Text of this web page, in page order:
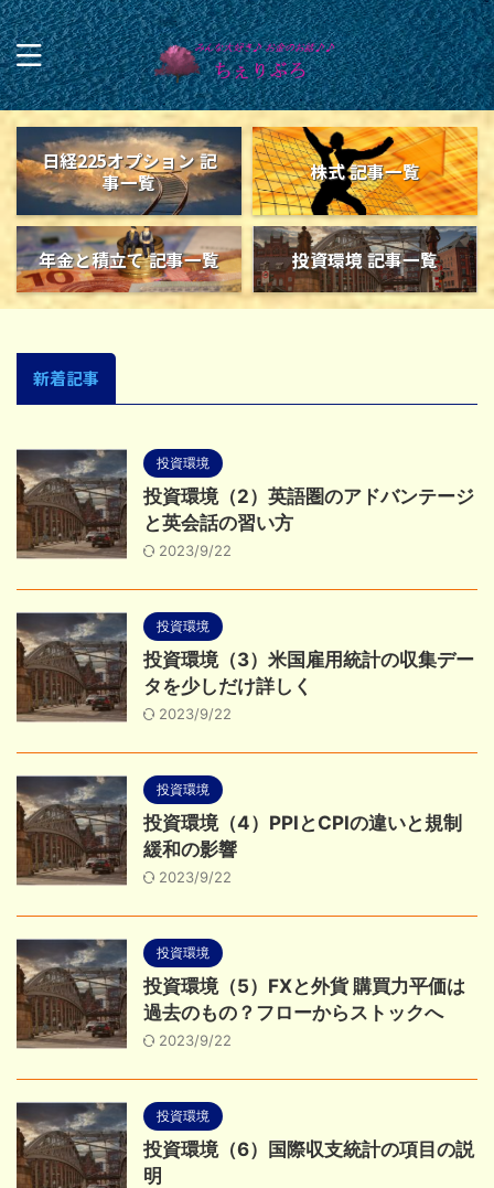
日経225オプション 記
事一覧
株式 記事一覧
年金と積立て 記事一覧 投資環境 記事一覧
新着記事
投資環境
投資環境（2）英語圏のアドバンテージ
と英会話の習い方
2023/9/22
投資環境
投資環境（3）米国雇用統計の収集デー
タを少しだけ詳しく
2023/9/22
投資環境
投資環境（4）PPIとCPIの違いと規制
緩和の影響
2023/9/22
投資環境
投資環境（5）FXと外貨 購買力平価は
過去のもの？フローからストックへ
2023/9/22
投資環境
投資環境（6）国際収支統計の項目の説
明